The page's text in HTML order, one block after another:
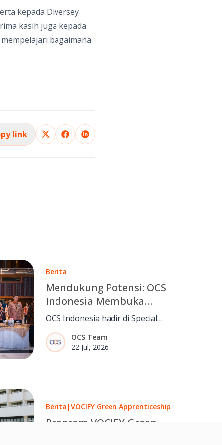
kepada Diversey
kasih juga kepada
bagaimana
link
Berita
Mendukung Potensi: OCS
Indonesia Membuka
Peluang Inklusif Bersama
Special Olympics Indonesia
OCS Indonesia hadir di Special
Olympics Indonesia Appreciation
Night, menegaskan komitmen
dalam menciptakan peluang dan
OCS Team
22 Jul, 2026
Berita |VOCIFY Green Apprenticeship
Program VOCIFY Green